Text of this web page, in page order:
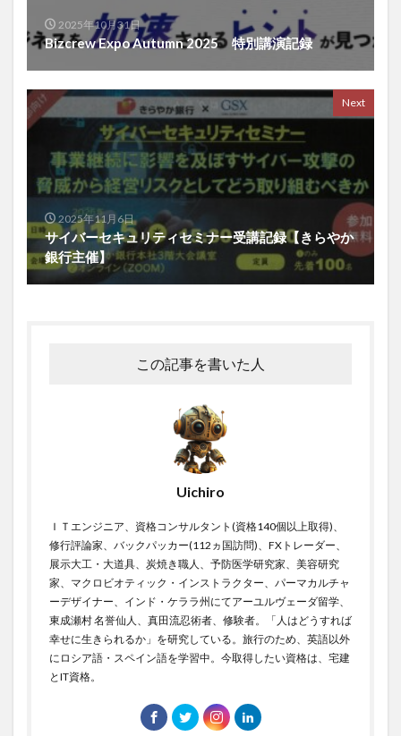
鳴門の渦潮
鷹論 麻の実
黄リン
黄体化剤 黄精
黄色スイカ
黒皮スイカ
黒豆 黒豆茶 鼈 齋藤真嗣
検索
2025年10月31日
Bizcrew Expo Autumn 2025 特別講演記録
Next
2025年11月6日
サイバーセキュリティセミナー受講記録【きらやか
銀行主催】
この記事を書いた人
Uichiro
ＩＴエンジニア、資格コンサルタント(資格140個以上取得)、
修行評論家、バックパッカー(112ヵ国訪問)、FXトレーダー、
展示大工・大道具、炭焼き職人、予防医学研究家、美容研究
家、マクロビオティック・インストラクター、パーマカルチャ
ーデザイナー、インド・ケララ州にてアーユルヴェーダ留学、
東成瀬村 名誉仙人、真田流忍術者、修験者。「人はどうすれば
幸せに生きられるか」を研究している。旅行のため、英語以外
にロシア語・スペイン語を学習中。今取得したい資格は、宅建
とIT資格。